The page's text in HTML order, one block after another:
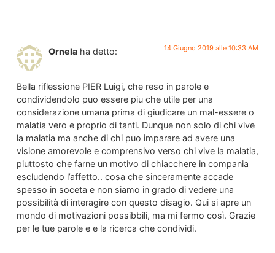
Ornela ha detto: 14 Giugno 2019 alle 10:33 AM
Bella riflessione PIER Luigi, che reso in parole e
condividendolo puo essere piu che utile per una
considerazione umana prima di giudicare un mal-essere o
malatia vero e proprio di tanti. Dunque non solo di chi vive
la malatia ma anche di chi puo imparare ad avere una
visione amorevole e comprensivo verso chi vive la malatia,
piuttosto che farne un motivo di chiacchere in compania
escludendo l’affetto.. cosa che sinceramente accade
spesso in soceta e non siamo in grado di vedere una
possibilità di interagire con questo disagio. Qui si apre un
mondo di motivazioni possibbili, ma mi fermo così. Grazie
per le tue parole e e la ricerca che condividi.